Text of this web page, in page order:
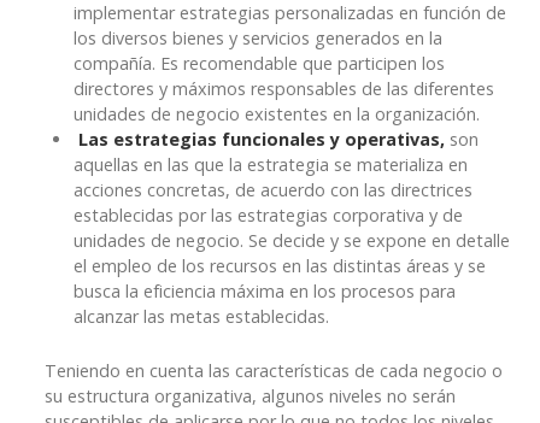
implementar estrategias personalizadas en función de
los diversos bienes y servicios generados en la
compañía. Es recomendable que participen los
directores y máximos responsables de las diferentes
unidades de negocio existentes en la organización.
Las estrategias funcionales y operativas, son
aquellas en las que la estrategia se materializa en
acciones concretas, de acuerdo con las directrices
establecidas por las estrategias corporativa y de
unidades de negocio. Se decide y se expone en detalle
el empleo de los recursos en las distintas áreas y se
busca la eficiencia máxima en los procesos para
alcanzar las metas establecidas.
Teniendo en cuenta las características de cada negocio o
su estructura organizativa, algunos niveles no serán